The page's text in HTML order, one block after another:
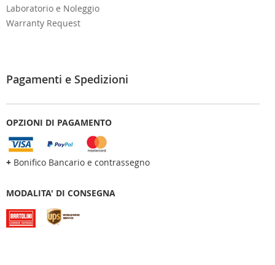
Laboratorio e Noleggio
Warranty Request
Pagamenti e Spedizioni
OPZIONI DI PAGAMENTO
+ Bonifico Bancario e contrassegno
MODALITA' DI CONSEGNA